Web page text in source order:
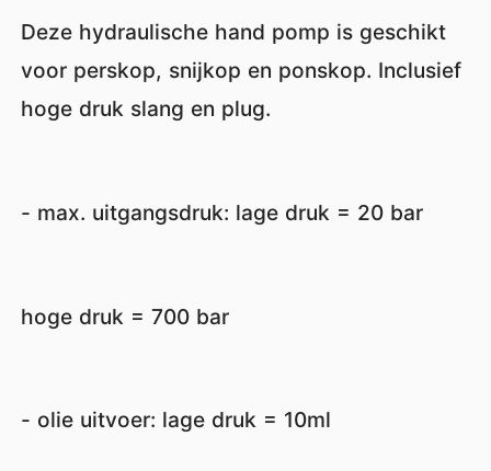
Deze hydraulische hand pomp is geschikt
voor perskop, snijkop en ponskop. Inclusief
hoge druk slang en plug.
- max. uitgangsdruk: lage druk = 20 bar
hoge druk = 700 bar
- olie uitvoer: lage druk = 10ml